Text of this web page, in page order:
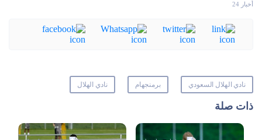
أخبار 24
نادي الهلال السعودي برمنجهام نادي الهلال
ذات صلة